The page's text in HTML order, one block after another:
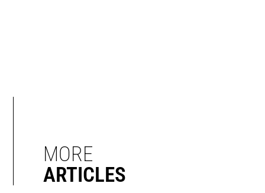
MORE
ARTICLES